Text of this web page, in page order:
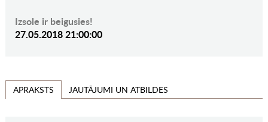
Izsole ir beigusies!
27.05.2018 21:00:00
APRAKSTS JAUTĀJUMI UN ATBILDES